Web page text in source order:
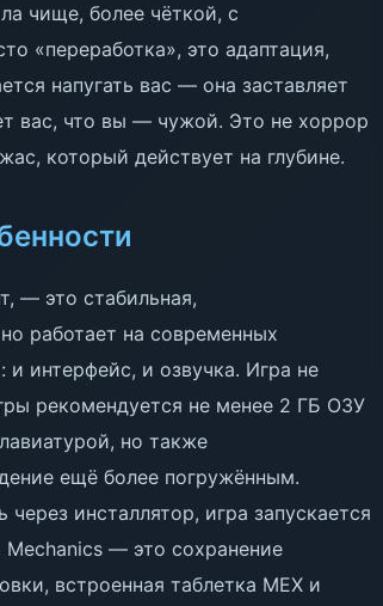
чище, более чёткой, с
«переработка», это адаптация,
напугать вас — она заставляет
вас, что вы — чужой. Это не хоррор
который действует на глубине.
— это стабильная,
работает на современных
интерфейс, и озвучка. Игра не
рекомендуется не менее 2 ГБ ОЗУ
но также
ещё более погружённым.
инсталлятор, игра запускается
— это сохранение
встроенная таблетка MEX и